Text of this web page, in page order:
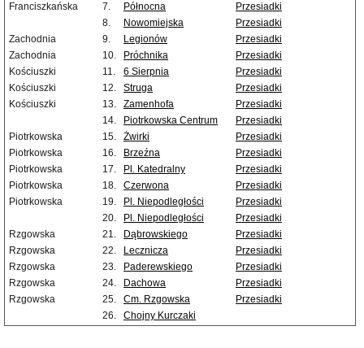
Franciszkańska
7. Północna
Przesiadki
8.
Nowomiejska
Przesiadki
Zachodnia
9. Legionów
Przesiadki
Zachodnia
10. Próchnika
Przesiadki
Kościuszki
11. 6 Sierpnia
Przesiadki
Kościuszki
12. Struga
Przesiadki
Kościuszki
13. Zamenhofa
Przesiadki
14.
Piotrkowska Centrum
Przesiadki
Piotrkowska
15. Żwirki
Przesiadki
Piotrkowska
16. Brzeźna
Przesiadki
Piotrkowska
17. Pl. Katedralny
Przesiadki
Piotrkowska
18. Czerwona
Przesiadki
Piotrkowska
19. Pl. Niepodległości
Przesiadki
20.
Pl. Niepodległości
Przesiadki
Rzgowska
21. Dąbrowskiego
Przesiadki
Rzgowska
22. Lecznicza
Przesiadki
Rzgowska
23. Paderewskiego
Przesiadki
Rzgowska
24. Dachowa
Przesiadki
Rzgowska
25. Cm. Rzgowska
Przesiadki
26.
Chojny Kurczaki